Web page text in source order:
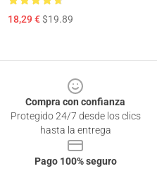
18,29 €$19.89
Compra con confianza
Protegido 24/7 desde los clics
hasta la entrega
Pago 100% seguro